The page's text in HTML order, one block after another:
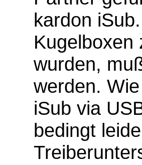
kardon
Kugelboxen
wurden,
werden.
iSub via
bedingt